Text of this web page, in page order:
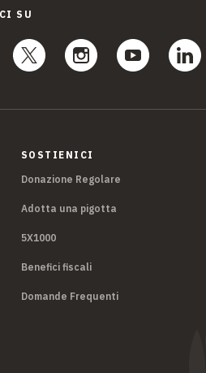
SU
SOSTIENICI
Donazione Regolare
Adotta una pigotta
5X1000
Benefici fiscali
Domande Frequenti